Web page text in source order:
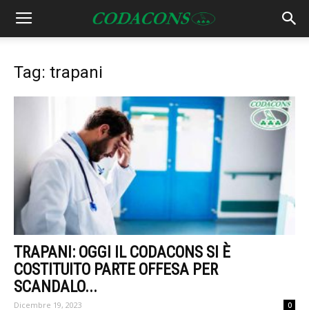
Tag: trapani
TRAPANI: OGGI IL CODACONS SI È
COSTITUITO PARTE OFFESA PER
SCANDALO...
Dicembre 19, 2023 0